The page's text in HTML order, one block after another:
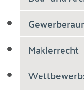
Maklerrecht